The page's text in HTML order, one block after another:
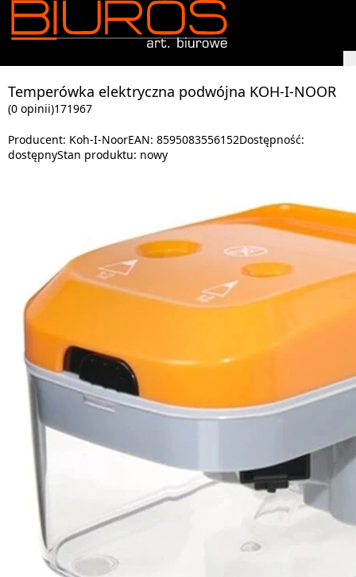
Temperówka elektryczna podwójna KOH-I-NOOR
(0 opinii)171967
Producent: Koh-I-NoorEAN: 8595083556152Dostępność:
dostępnyStan produktu: nowy